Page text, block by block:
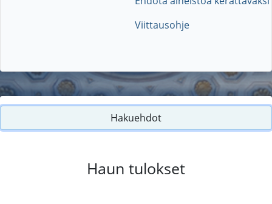
Viittausohje
Hakuehdot
Haun tulokset